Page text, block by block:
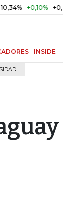
+0,10% +0,98%
INSIDE